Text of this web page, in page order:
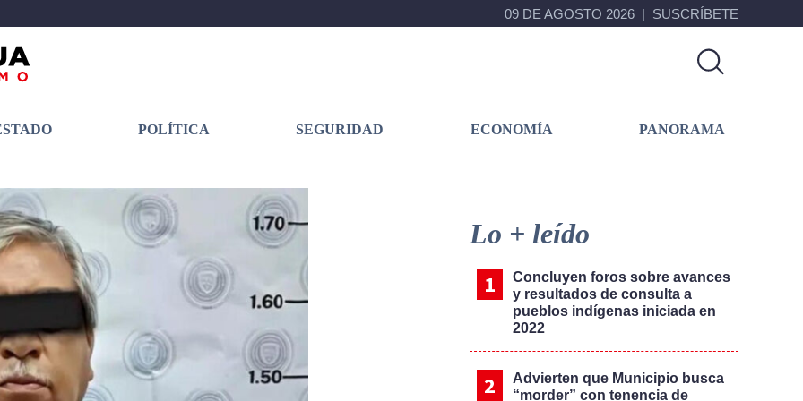
09 DE AGOSTO 2026 SUSCRÍBETE
POLÍTICA SEGURIDAD ECONOMÍA PANORAMA
Sidebar
Lo + leído
Concluyen foros sobre avances
y resultados de consulta a
pueblos indígenas iniciada en
2022
Advierten que Municipio busca
“morder” con tenencia de